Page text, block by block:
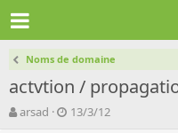
Noms de domaine
actvtion /
A
arsad
D13/3/12